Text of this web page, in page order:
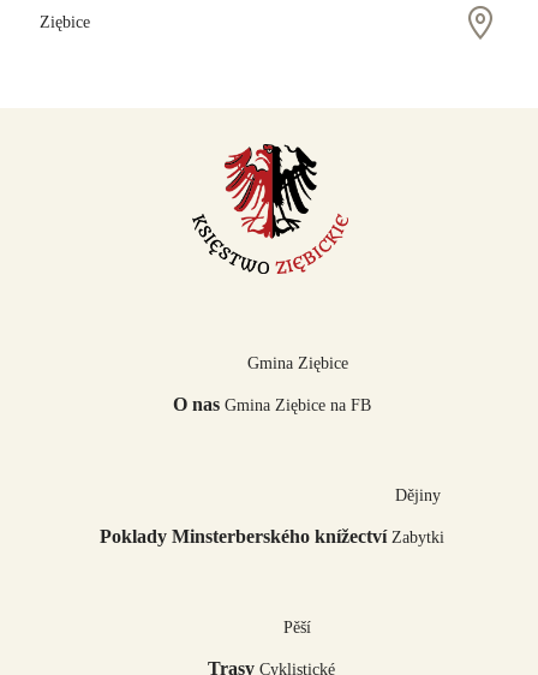
Ziębice
O nas
Gmina Ziębice
Gmina Ziębice na FB
Poklady Minsterberského knížectví
Dějiny
Zabytki
Trasy
Pěší
Cyklistické